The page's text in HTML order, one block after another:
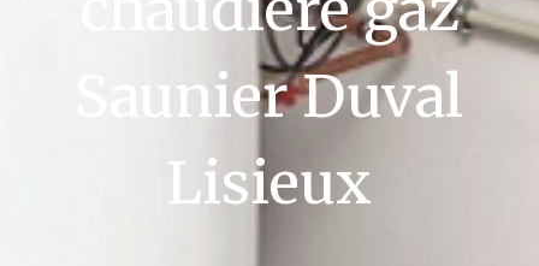
Saunier Duval
Lisieux